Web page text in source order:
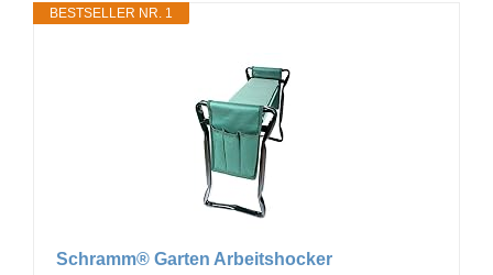
BESTSELLER NR. 1
Schramm® Garten Arbeitshocker